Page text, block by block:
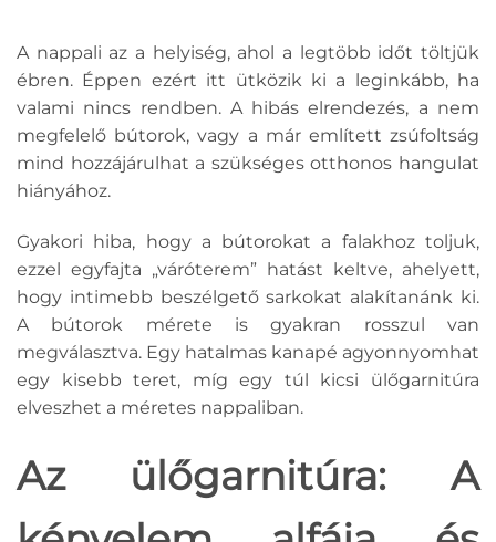
A nappali az a helyiség, ahol a legtöbb időt töltjük
ébren. Éppen ezért itt ütközik ki a leginkább, ha
valami nincs rendben. A hibás elrendezés, a nem
megfelelő bútorok, vagy a már említett zsúfoltság
mind hozzájárulhat a szükséges otthonos hangulat
hiányához.
Gyakori hiba, hogy a bútorokat a falakhoz toljuk,
ezzel egyfajta „váróterem” hatást keltve, ahelyett,
hogy intimebb beszélgető sarkokat alakítanánk ki.
A bútorok mérete is gyakran rosszul van
megválasztva. Egy hatalmas kanapé agyonnyomhat
egy kisebb teret, míg egy túl kicsi ülőgarnitúra
elveszhet a méretes nappaliban.
Az ülőgarnitúra: A